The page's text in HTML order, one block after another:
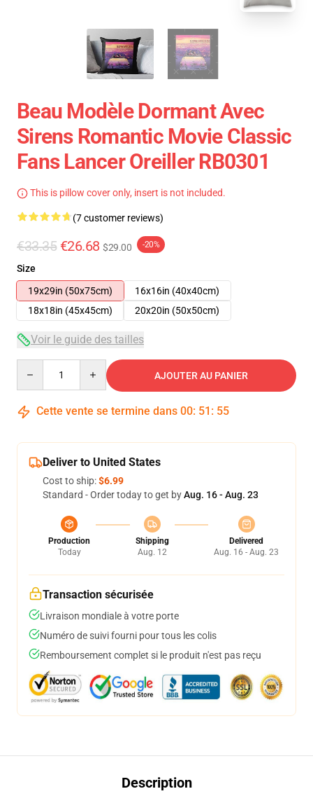
Beau Modèle Dormant Avec
Sirens Romantic Movie Classic
Fans Lancer Oreiller RB0301
This is pillow cover only, insert is not included.
(7 customer reviews)
€33.35 €26.68 $29.00 -20%
Size
19x29in (50x75cm)
16x16in (40x40cm)
18x18in (45x45cm)
20x20in (50x50cm)
Voir le guide des tailles
AJOUTER AU PANIER
Cette vente se termine dans 00: 51 : 54
Deliver to United States
Cost to ship:$6.99
Standard - Order today to get byAug. 16 - Aug. 23
Production
Today
Shipping
Aug. 12
Delivered
Aug. 16 - Aug. 23
Transaction sécurisée
Livraison mondiale à votre porte
Numéro de suivi fourni pour tous les colis
Remboursement complet si le produit n'est pas reçu
Description